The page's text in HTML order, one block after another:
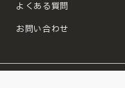
よくある質問
お問い合わせ